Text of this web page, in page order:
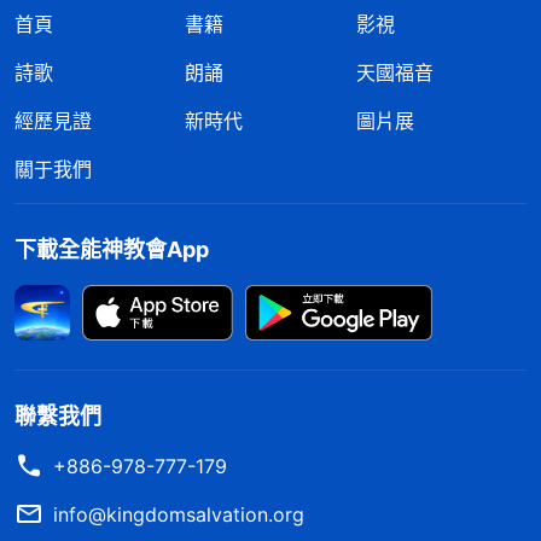
首頁 書籍
影視
詩歌
朗誦
天國福音
經歷見證
新時代
圖片展
關于我們
下載全能神教會App
聯繫我們
+886-978-777-179
info@kingdomsalvation.org